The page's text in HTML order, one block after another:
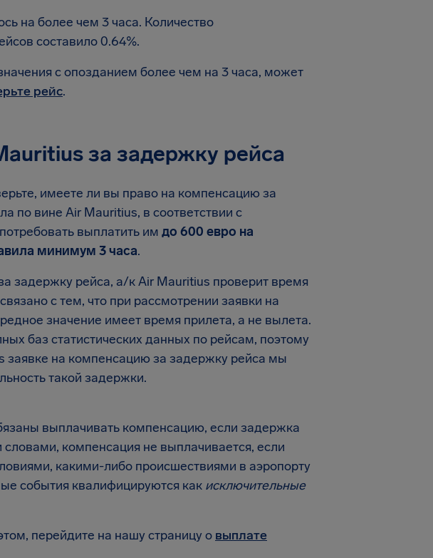
на более чем 3 часа. Количество
составило 0.64%.
с опозданием более чем на 3 часа, может
рейс.
за задержку рейса
имеете ли вы право на компенсацию за
по вине Air Mauritius, в соответствии с
выплатить им до 600 евро на
минимум 3 часа.
задержку рейса, а/к Air Mauritius проверит время
с тем, что при рассмотрении заявки на
значение имеет время прилета, а не вылета.
баз статистических данных по рейсам, поэтому
на компенсацию за задержку рейса мы
такой задержки.
выплачивать компенсацию, если задержка
компенсация не выплачивается, если
какими-либо происшествиями в аэропорту
события квалифицируются как исключительные
перейдите на нашу страницу о выплате